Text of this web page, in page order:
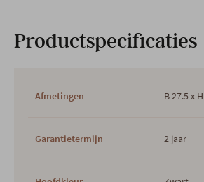
Productspecificaties
Afmetingen B 27.5 x
Garantietermijn 2 jaar